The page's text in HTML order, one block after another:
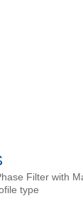
Filter with
type